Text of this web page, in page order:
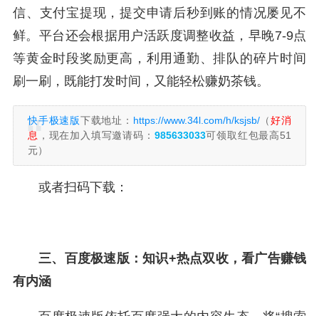
信、支付宝提现，提交申请后秒到账的情况屡见不
鲜。平台还会根据用户活跃度调整收益，早晚7-9点
等黄金时段奖励更高，利用通勤、排队的碎片时间
刷一刷，既能打发时间，又能轻松赚奶茶钱。
快手极速版下载地址： https://www.34l.com/h/ksjsb/（好消
息 ，现在加入填写邀请码： 985633033可领取红包最高51
元）
或者扫码下载：
三、百度极速版：知识+热点双收，看广告赚钱
有内涵